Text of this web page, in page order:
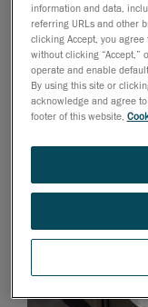
따라서 생산성이
리가 멀었습니다.
자동화 혁신:
information and data,
referring URLs and other
clicking Accept, you
without clicking “Accept,”
operate and enable
By using this site or
acknowledge and agree
footer of this website,